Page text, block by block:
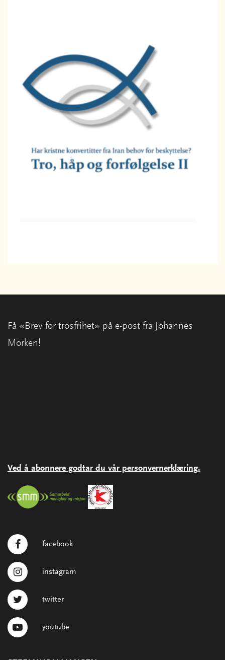
Få «Brev for trosfrihet» på e-post fra Johannes
Morken!
Ved å abonnere godtar du vår personvernerklæring.
facebook
instagram
twitter
youtube